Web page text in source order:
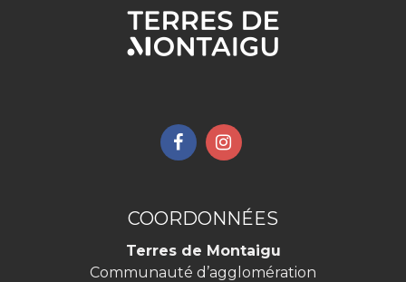
Lien
compte
Facebook
Lien
compte
Instagram
COORDONNÉES
Terres de Montaigu
Communauté d’agglomération